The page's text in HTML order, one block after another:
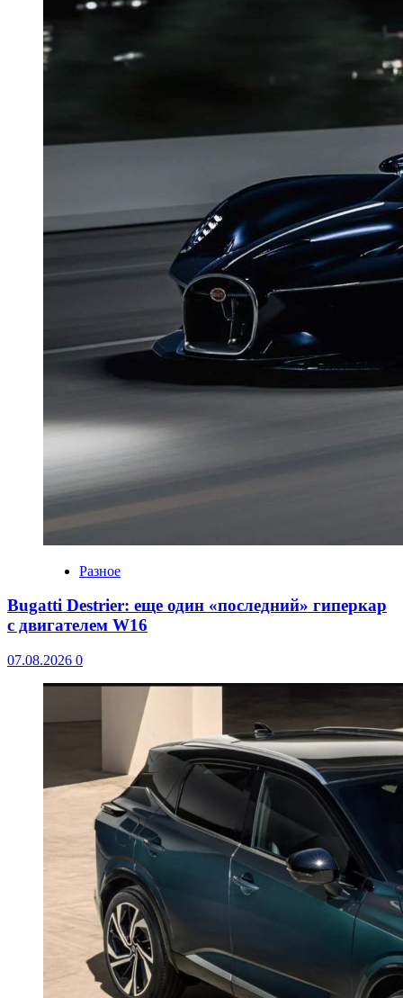
Разное
Bugatti Destrier: еще один «последний» гиперкар
с двигателем W16
07.08.2026 0